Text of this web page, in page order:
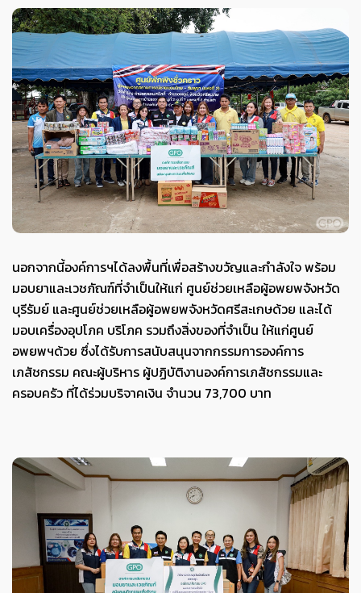
นอกจากนี้องค์การฯได้ลงพื้นที่เพื่อสร้างขวัญและกำลังใจพร้อม
มอบยาและเวชภัณฑ์ที่จำเป็นให้แก่ ศูนย์ช่วยเหลือผู้อพยพจังหวัด
บุรีรัมย์ และศูนย์ช่วยเหลือผู้อพยพจังหวัดศรีสะเกษด้วย และได้
มอบเครื่องอุปโภค บริโภค รวมถึงสิ่งของที่จำเป็น ให้แก่ศูนย์
อพยพฯด้วย ซึ่งได้รับการสนับสนุนจากกรรมการองค์การ
เภสัชกรรม คณะผู้บริหาร ผู้ปฏิบัติงานองค์การเภสัชกรรมและ
ครอบครัว ที่ได้ร่วมบริจาคเงิน จำนวน 73,700 บาท